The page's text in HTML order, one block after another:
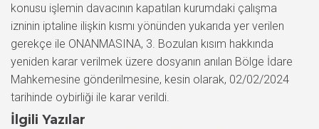
konusu işlemin davacının kapatılan kurumdaki çalışma
izninin iptaline ilişkin kısmı yönünden yukarıda yer verilen
gerekçe ile ONANMASINA, 3. Bozulan kısım hakkında
yeniden karar verilmek üzere dosyanın anılan Bölge İdare
Mahkemesine gönderilmesine, kesin olarak, 02/02/2024
tarihinde oybirliği ile karar verildi.
İlgili Yazılar